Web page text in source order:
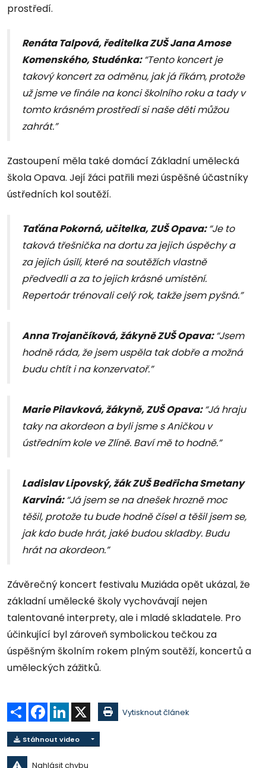
prostředí.
Renáta Talpová, ředitelka ZUŠ Jana Amose
Komenského, Studénka:“Tento koncert je
takový koncert za odměnu, jak já říkám, protože
už jsme ve finále na konci školního roku a tady v
tomto krásném prostředí si naše děti můžou
zahrát.”
Zastoupení měla také domácí Základní umělecká
škola Opava. Její žáci patřili mezi úspěšné účastníky
ústředních kol soutěží.
Taťána Pokorná, učitelka, ZUŠ Opava:“Je to
taková třešnička na dortu za jejich úspěchy a
za jejich úsilí, které na soutěžích vlastně
předvedli a za to jejich krásné umístění.
Repertoár trénovali celý rok, takže jsem pyšná.”
Anna Trojančíková, žákyně ZUŠ Opava:“Jsem
hodně ráda, že jsem uspěla tak dobře a možná
budu chtít i na konzervatoř.”
Marie Pilavková, žákyně, ZUŠ Opava:“Já hraju
taky na akordeon a byli jsme s Aničkou v
ústředním kole ve Zlíně. Baví mě to hodně.”
Ladislav Lipovský, žák ZUŠ Bedřicha Smetany
Karviná:“Já jsem se na dnešek hrozně moc
těšil, protože tu bude hodně čísel a těšil jsem se,
jak kdo bude hrát, jaké budou skladby. Budu
hrát na akordeon.”
Závěrečný koncert festivalu Muziáda opět ukázal, že
základní umělecké školy vychovávají nejen
talentované interprety, ale i mladé skladatele. Pro
účinkující byl zároveň symbolickou tečkou za
úspěšným školním rokem plným soutěží, koncertů a
uměleckých zážitků.
Sdílet Facebook
LinkedIn Vytisknout článek
Stáhnout video
Nahlásit chybu